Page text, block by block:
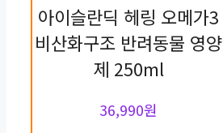
아이슬란딕 헤링 오메가3
비산화구조 반려동물 영양
제 250ml
36,990원